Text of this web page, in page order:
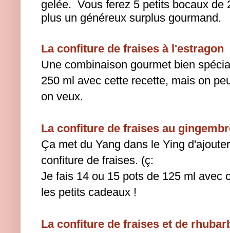
gelée. Vous ferez 5 petits bocaux de
plus un généreux surplus gourmand.
La confiture de fraises à l'estragon
Une combinaison gourmet bien
250 ml avec cette recette, mais on
on veux.
La confiture de fraises au
Ça met du Yang dans le Ying
confiture de fraises. (ç:
Je fais 14 ou 15 pots de 125 ml avec
les petits cadeaux !
La confiture de fraises et de